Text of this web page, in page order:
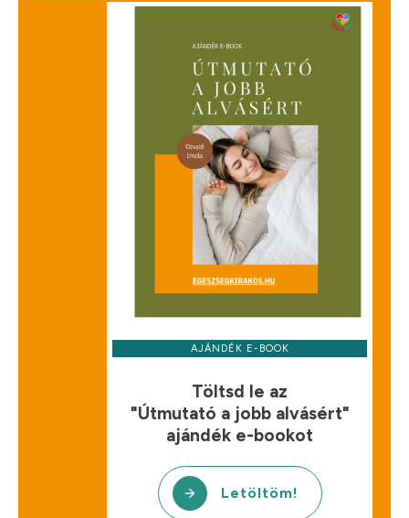
AJÁNDÉK E-BOOK
Töltsd le az
"Útmutató a jobb alvásért"
ajándék e-bookot
Letöltöm!